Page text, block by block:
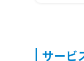
サービ